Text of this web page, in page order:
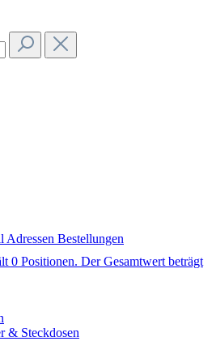
Adressen Bestellungen
0 Positionen. Der Gesamtwert beträgt
& Steckdosen